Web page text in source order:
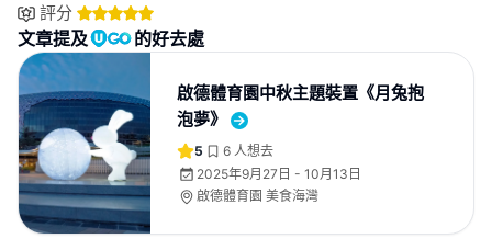
評分
文章提及 的好去處
啟德體育園中秋主題裝置《月兔抱
泡夢》
5 6 人想去
2025年9月27日 - 10月13日
啟德體育園 美食海灣